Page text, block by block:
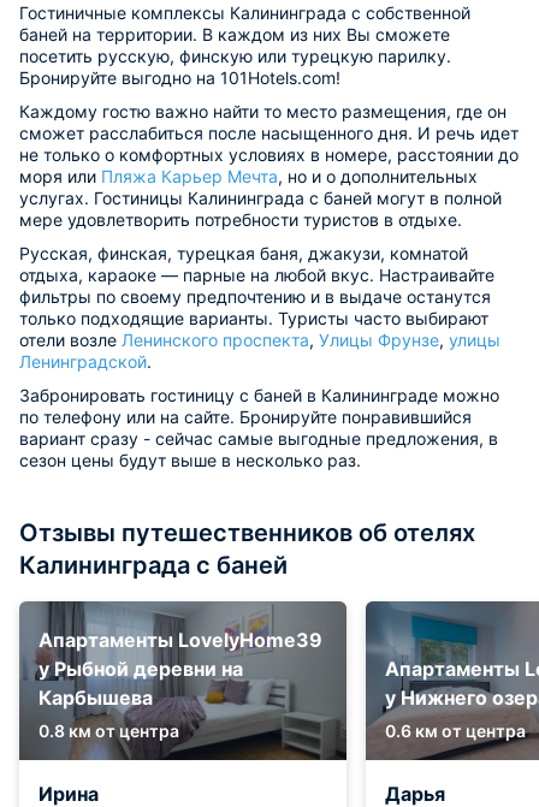
Гостиничные комплексы Калининграда с собственной
баней на территории. В каждом из них Вы сможете
посетить русскую, финскую или турецкую парилку.
Бронируйте выгодно на 101Hotels.com!
Каждому гостю важно найти то место размещения, где он
сможет расслабиться после насыщенного дня. И речь идет
не только о комфортных условиях в номере, расстоянии до
моря или Пляжа Карьер Мечта, но и о дополнительных
услугах. Гостиницы Калининграда с баней могут в полной
мере удовлетворить потребности туристов в отдыхе.
Русская, финская, турецкая баня, джакузи, комнатой
отдыха, караоке — парные на любой вкус. Настраивайте
фильтры по своему предпочтению и в выдаче останутся
только подходящие варианты. Туристы часто выбирают
отели возле Ленинского проспекта, Улицы Фрунзе, улицы
Ленинградской.
Забронировать гостиницу с баней в Калининграде можно
по телефону или на сайте. Бронируйте понравившийся
вариант сразу - сейчас самые выгодные предложения, в
сезон цены будут выше в несколько раз.
Отзывы путешественников об отелях
Калининграда с баней
Апартаменты LovelyHome39
у Рыбной деревни на
Карбышева
0.8 км от центра
Ирина
Апартаменты
у Нижнего
0.6 км от центра
Дарья